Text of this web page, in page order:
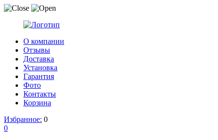
О компании
Отзывы
Доставка
Установка
Гарантия
Фото
Контакты
Корзина
Избранное: 0
0